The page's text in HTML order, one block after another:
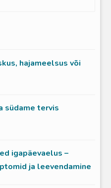
hajameelsus või
südame tervis
igapäevaelus –
ja leevendamine